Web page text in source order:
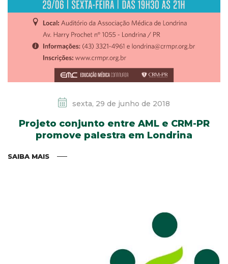
sexta, 29 de junho de 2018
Projeto conjunto entre AML e CRM-PR
promove palestra em Londrina
SAIBA MAIS